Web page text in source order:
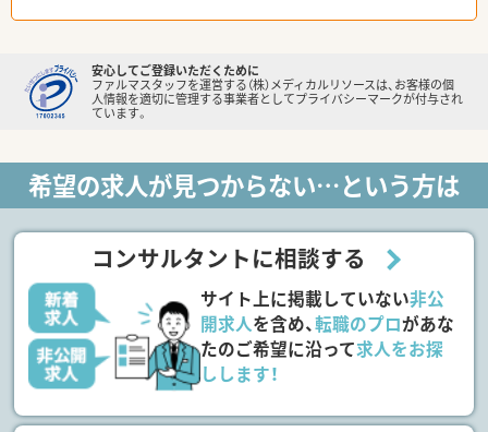
安心してご登録いただくために
ファルマスタッフを運営する（株）メディカルリソースは、お客様の個
人情報を適切に管理する事業者としてプライバシーマークが付与され
ています。
希望の求人が見つからない…という方は
コンサルタントに相談する
サイト上に掲載していない非公
開求人を含め、転職のプロがあな
たのご希望に沿って求人をお探
しします！